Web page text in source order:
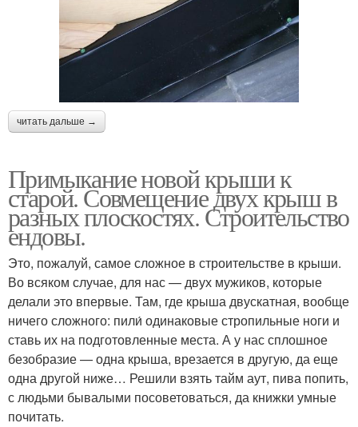
читать дальше →
Примыкание новой крыши к
старой. Совмещение двух крыш в
разных плоскостях. Строительство
ендовы.
Это, пожалуй, самое сложное в строительстве в крыши.
Во всяком случае, для нас — двух мужиков, которые
делали это впервые. Там, где крыша двускатная, вообще
ничего сложного: пили́ одинаковые стропильные ноги и
ставь их на подготовленные места. А у нас сплошное
безобразие — одна крыша, врезается в другую, да еще
одна другой ниже… Решили взять тайм аут, пива попить,
с людьми бывалыми посоветоваться, да книжки умные
почитать.